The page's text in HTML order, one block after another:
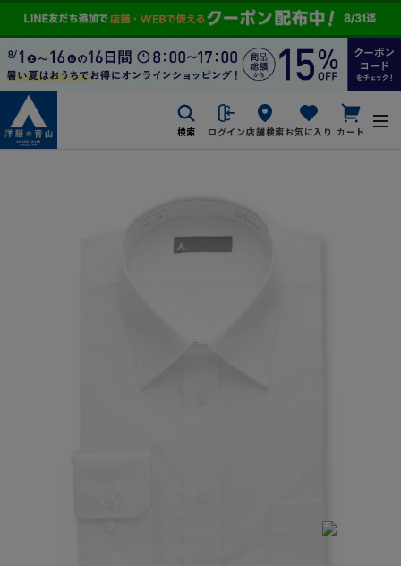
検索 ログイン店舗検索お気に入り カート